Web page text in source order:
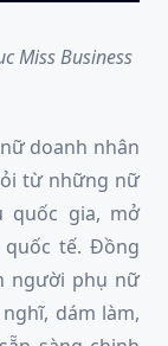
Miss Business
doanh nhân
từ những nữ
quốc gia, mở
tế. Đồng
người phụ nữ
dám làm,